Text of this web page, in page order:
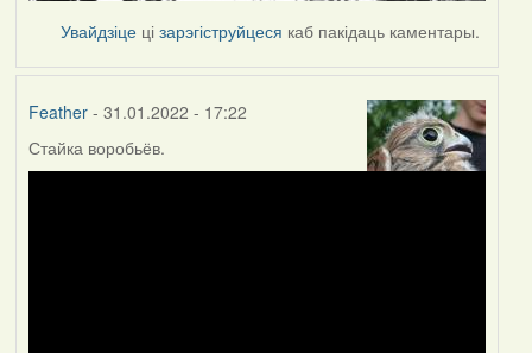
Увайдзіце цізарэгіструйцеся каб пакідаць каментары.
Feather- 31.01.2022 - 17:22
Стайка воробьёв.